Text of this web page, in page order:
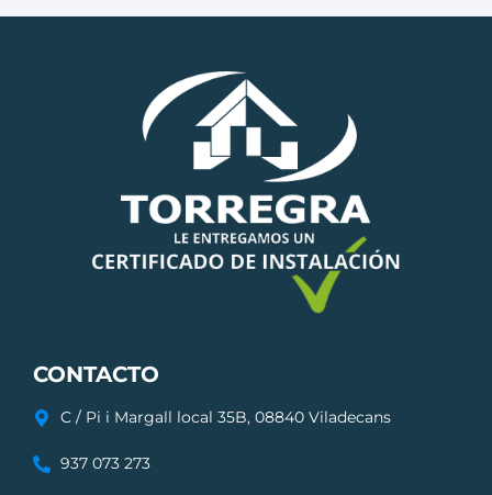
CONTACTO
C / Pi i Margall local 35B, 08840 Viladecans
937 073 273